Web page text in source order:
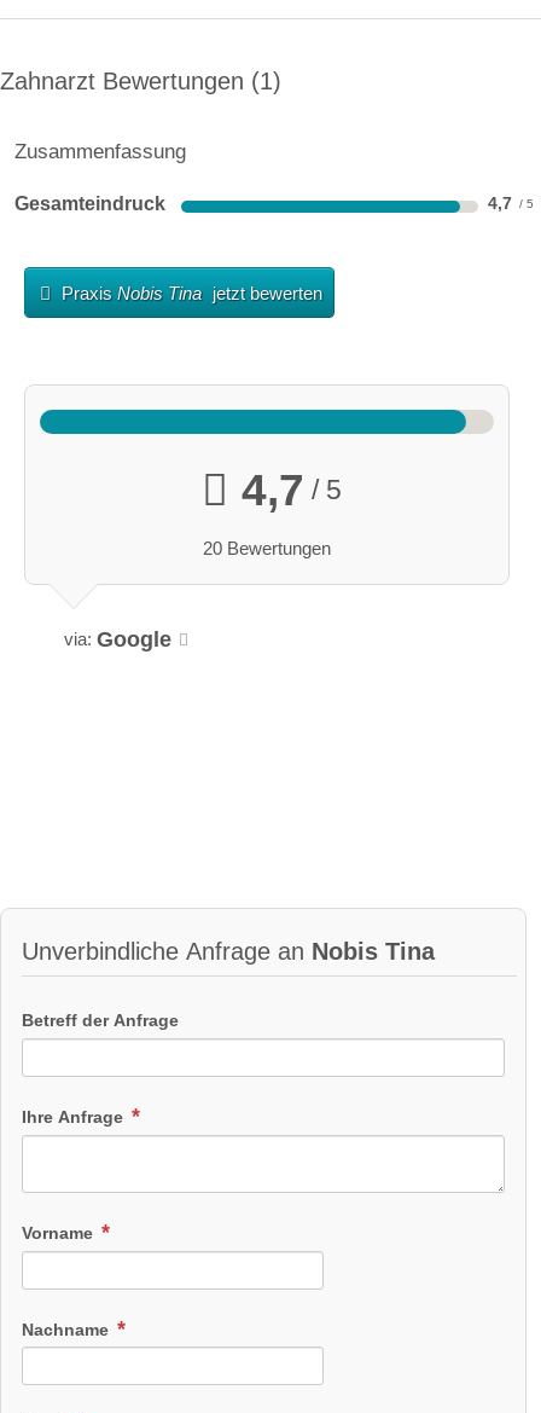
Zahnarzt Bewertungen 1
Zusammenfassung
Gesamteindruck 4,7
Praxis Nobis Tina jetzt bewerten
4,7 / 5
20 Bewertungen
via: Google
Unverbindliche Anfrage an Nobis Tina
Betreff der Anfrage
Ihre Anfrage
Vorname
Nachname